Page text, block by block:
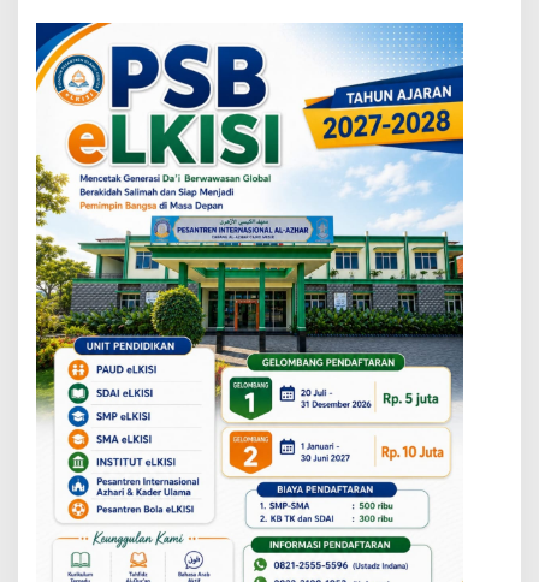
M
L
u
m
a
j
a
n
g
d
e
n
g
a
n
n
a
n
T
r